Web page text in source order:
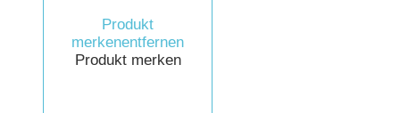
Produkt
merkenentfernen
Produkt merken